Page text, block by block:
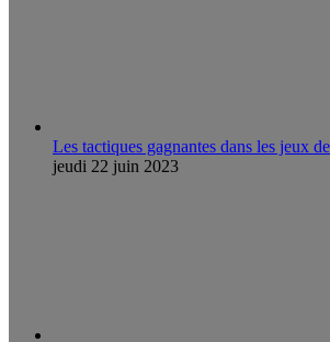
Les tactiques gagnantes dans les jeux
jeudi 22 juin 2023